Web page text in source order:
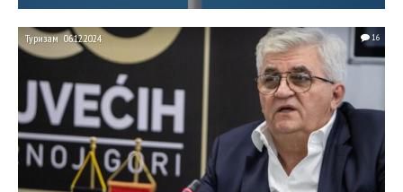
Туризам 06.12.2024. 16